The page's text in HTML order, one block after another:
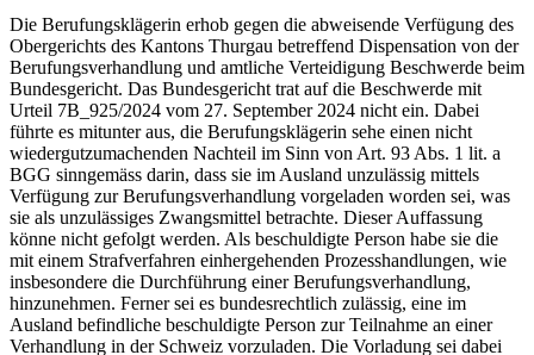
Die Berufungsklägerin erhob gegen die abweisende Verfügung des
Obergerichts des Kantons Thurgau betreffend Dispensation von der
Berufungsverhandlung und amtliche Verteidigung Beschwerde beim
Bundesgericht. Das Bundesgericht trat auf die Beschwerde mit
Urteil 7B_925/2024 vom 27. September 2024 nicht ein. Dabei
führte es mitunter aus, die Berufungsklägerin sehe einen nicht
wiedergutzumachenden Nachteil im Sinn von Art. 93 Abs. 1 lit. a
BGG sinngemäss darin, dass sie im Ausland unzulässig mittels
Verfügung zur Berufungsverhandlung vorgeladen worden sei, was
sie als unzulässiges Zwangsmittel betrachte. Dieser Auffassung
könne nicht gefolgt werden. Als beschuldigte Person habe sie die
mit einem Strafverfahren einhergehenden Prozesshandlungen, wie
insbesondere die Durchführung einer Berufungsverhandlung,
hinzunehmen. Ferner sei es bundesrechtlich zulässig, eine im
Ausland befindliche beschuldigte Person zur Teilnahme an einer
Verhandlung in der Schweiz vorzuladen. Die Vorladung sei dabei